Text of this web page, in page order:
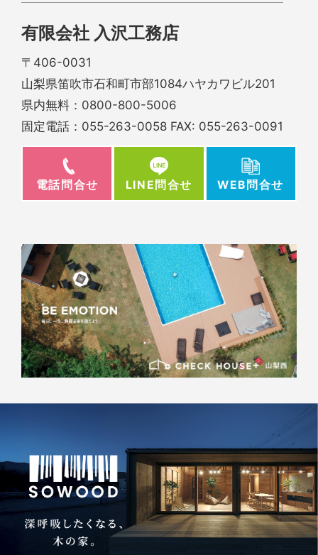
有限会社 入沢工務店
〒406-0031
山梨県笛吹市石和町市部1084ハヤカワビル201
県内無料： 0800-800-5006
固定電話： 055-263-0058 FAX: 055-263-0091
電話問合せ LINE問合せ WEB問合せ